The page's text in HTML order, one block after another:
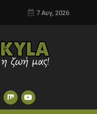
7 Αυγ, 2026